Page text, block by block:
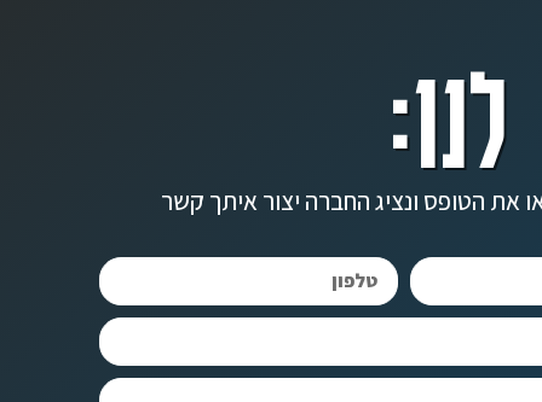
את הטופס ונציג החברה יצור איתך קשר